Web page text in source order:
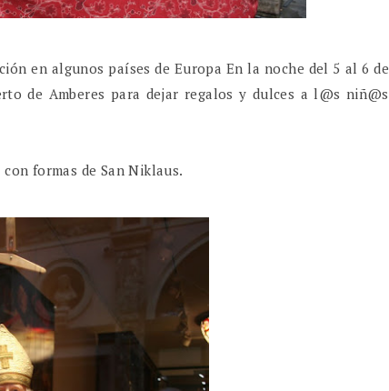
en algunos países de Europa En la noche del 5 al 6 de
de Amberes para dejar regalos y dulces a l@s niñ@s
formas de San Niklaus.